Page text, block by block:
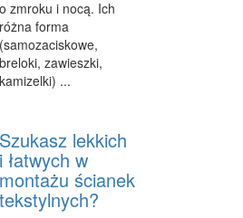
KONTAKT
o zmroku i nocą. Ich
różna forma
(samozaciskowe,
breloki, zawieszki,
kamizelki) ...
Szukasz lekkich
i łatwych w
montażu ścianek
tekstylnych?